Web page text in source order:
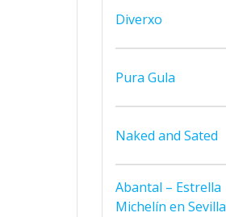
Diverxo
Pura Gula
Naked and Sated
Abantal – Estrella
Michelín en Sevilla